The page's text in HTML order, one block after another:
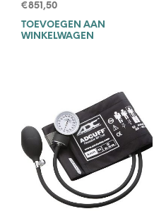
€851,50
TOEVOEGEN AAN
WINKELWAGEN